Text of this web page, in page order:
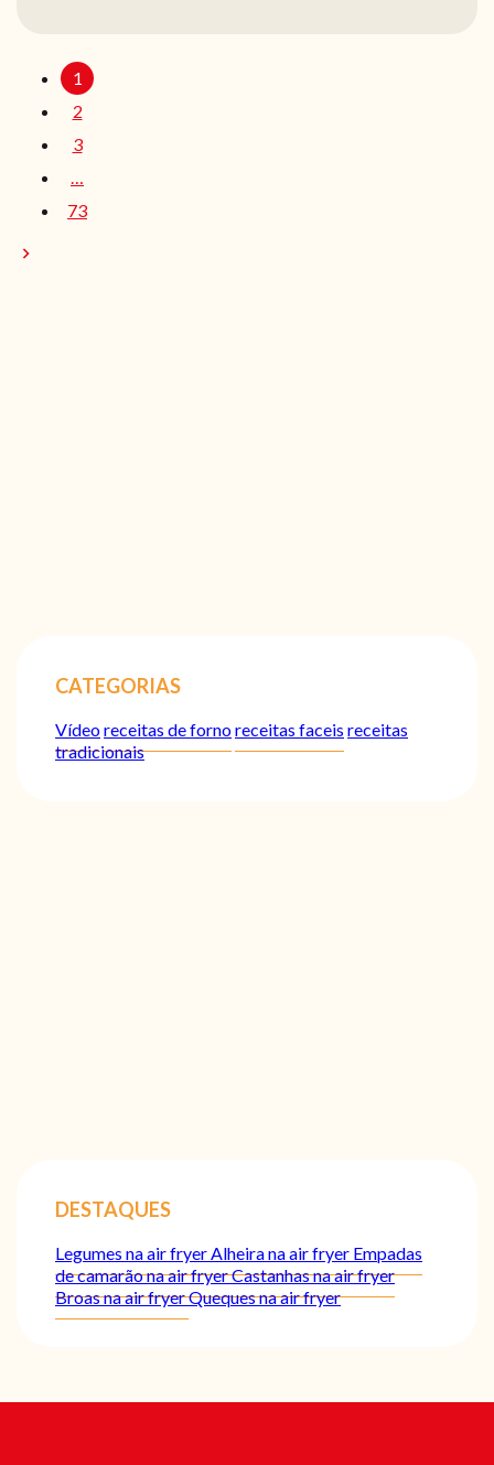
1
2
3
…
73
CATEGORIAS
Vídeoreceitas de fornoreceitas faceis receitas
tradicionais
DESTAQUES
Legumes na air fryerAlheira na air fryer Empadas
de camarão na air fryerCastanhas na air fryer
Broas na air fryerQueques na air fryer